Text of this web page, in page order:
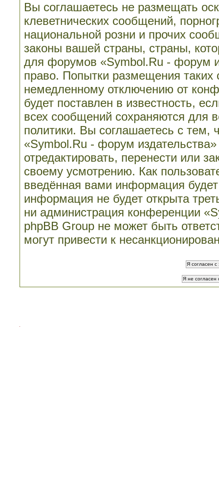
Вы соглашаетесь не размещать
клеветнических сообщений,
национальной розни и прочих
законы вашей страны, страны,
для форумов «Symbol.Ru - форум
право. Попытки размещения
немедленному отключению от
будет поставлен в известность,
всех сообщений сохраняются для
политики. Вы соглашаетесь с
«Symbol.Ru - форум
отредактировать, перенести или
своему усмотрению. Как
введённая вами информация
информация не будет открыта
ни администрация конференции
phpBB Group не может быть
могут привести к